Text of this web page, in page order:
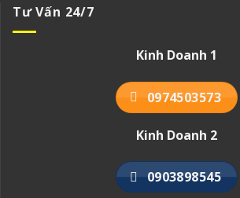
Tư Vấn 24/7
Kinh Doanh 1
0974503573
Kinh Doanh 2
0903898545